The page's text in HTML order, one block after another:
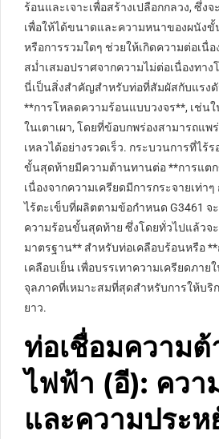
ร้อนและเจาะเพื่อสร้างเปลือกกลวง, ซึ่ง
เพื่อให้ได้ขนาดและความหนาของผนัง
หรือการรวมใดๆ ช่วยให้เกิดความต่อเนื่
สม่ำเสมอปราศจากความไม่ต่อเนื่องทาง
นี่เป็นสิ่งสำคัญสำหรับท่อที่สัมผัสกับแรง
**การโหลดความร้อนแบบวงจร**, เช่น
ในเตาเผา, โดยที่ข้อบกพร่องสามารถแพ
เหลวได้อย่างรวดเร็ว. กระบวนการที่ไ
ขั้นสุดท้ายมีความต้านทานต่อ **การแตก
เนื่องจากความเครียดมีการกระจายเท่า
ไร้ตะเข็บที่ผลิตตามข้อกำหนด G3461 จ
ความร้อนขั้นสุดท้าย ซึ่งโดยทั่วไปแล้วจ
มาตรฐาน** สำหรับท่อเคลือบร้อนหรือ
เคลือบเย็น เพื่อบรรเทาความเครียดภา
จุลภาคที่เหมาะสมที่สุดสำหรับการให้บ
ยาว.
ท่อเชื่อมความ
ไฟฟ้า (อี): ควา
และความประห